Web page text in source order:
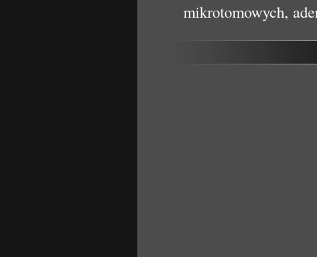
mikrotomowych,